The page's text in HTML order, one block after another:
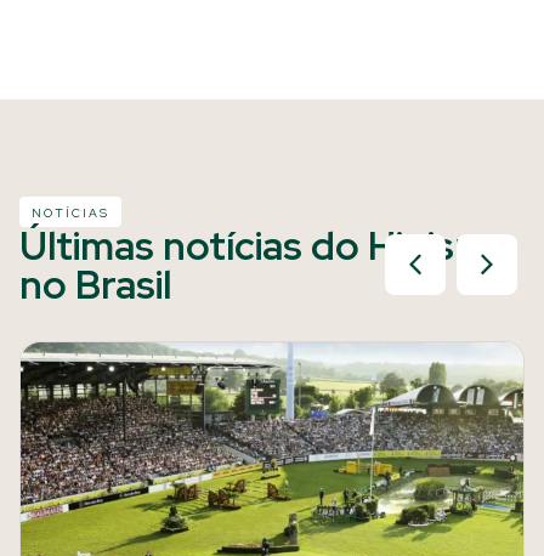
NOTÍCIAS
Últimas notícias do Hipismo
no Brasil